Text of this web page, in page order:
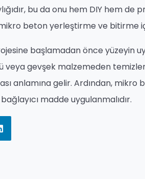
bu da onu hem DIY hem de
beton yerleştirme ve bitirme
başlamadan önce yüzeyin
veya gevşek malzemeden
anlamına gelir. Ardından, mikro
madde uygulanmalıdır.